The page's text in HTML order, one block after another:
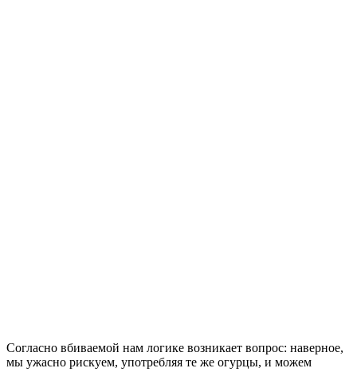
Согласно вбиваемой нам логике возникает вопрос: наверное,
мы ужасно рискуем, употребляя те же огурцы, и можем